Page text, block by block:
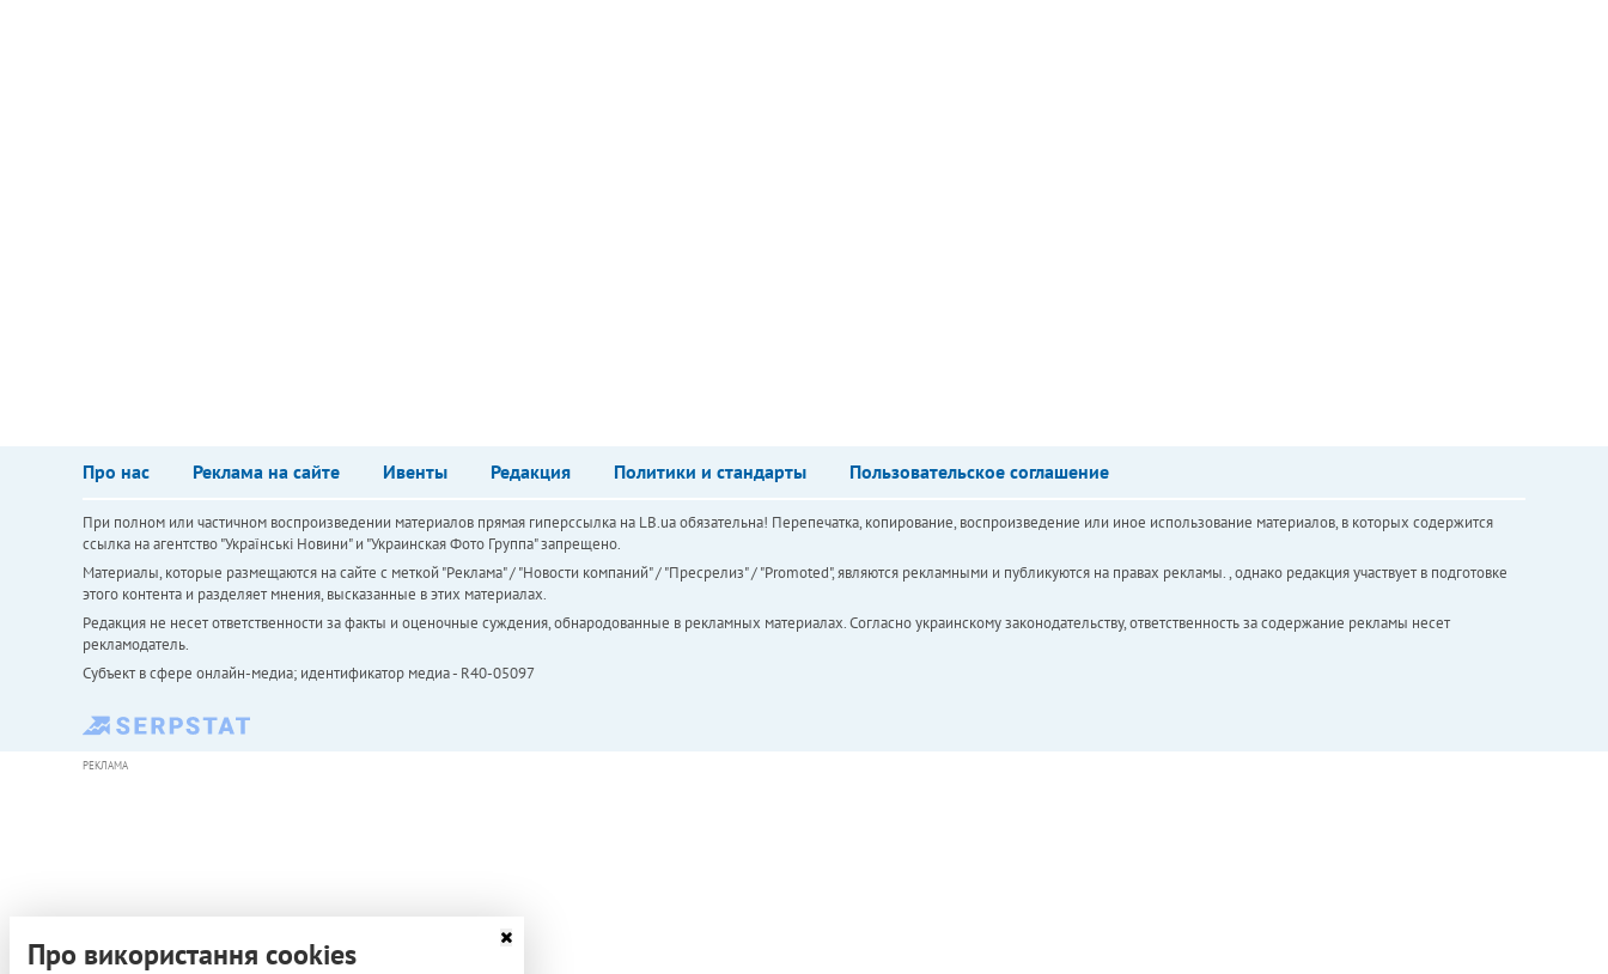
Про нас Реклама на сайте Ивенты Редакция Политики и стандарты Пользовательское соглашение
При полном или частичном воспроизведении материалов прямая гиперссылка на LB.ua обязательна! Перепечатка, копирование, воспроизведение или иное использование материалов, в которых содержится
ссылка на агентство "Українськi Новини" и "Украинская Фото Группа" запрещено.
Материалы, которые размещаются на сайте с меткой "Реклама" / "Новости компаний" / "Пресрелиз" / "Promoted", являются рекламными и публикуются на правах рекламы. , однако редакция участвует в подготовке
этого контента и разделяет мнения, высказанные в этих материалах.
Редакция не несет ответственности за факты и оценочные суждения, обнародованные в рекламных материалах. Согласно украинскому законодательству, ответственность за содержание рекламы несет
рекламодатель.
Субъект в сфере онлайн-медиа; идентификатор медиа - R40-05097
РЕКЛАМА
Про використання cookies